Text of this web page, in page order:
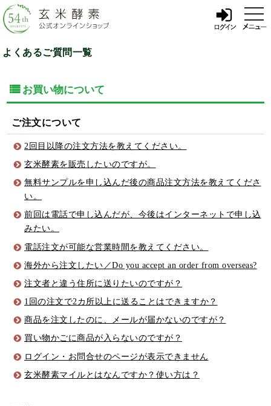
t
o
g
g
よくあるご質問一覧
お買い物について
ご注文について
2回目以降の注文方法を教えてください。
玄米酵素を販売したいのですが。
無料サンプルを申し込んだ後の商品注文方法を教えてくださ
い。
前回は電話で申し込んだが、今後はインターネットで申し込
みたい。
電話注文が可能な営業時間を教えてください。
海外から注文したい／Do you accept an order from overseas?
注文者と違う住所に送りたいのですが？
1回の注文で2カ所以上に送ることはできますか？
商品を注文したのに、メールが届かないのですが？
買い物かごに商品が入らないのですが？
ログイン・お問合せのページが表示できません
玄米酵素マイルとはなんですか？使い方は？